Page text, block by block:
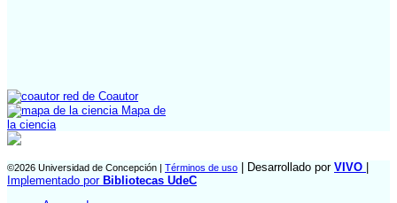
red de Coautor
Mapa de
la ciencia
©2026 Universidad de Concepción | Términos de uso | Desarrollado por VIVO
Implementado por Bibliotecas UdeC